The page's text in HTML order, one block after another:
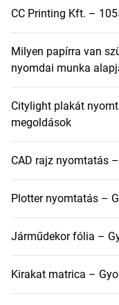
CC Printing Kft. –
Milyen papírra van
nyomdai munka
Citylight plakát
megoldások
CAD rajz nyomtatás
Plotter nyomtatás –
Járműdekor fólia –
Kirakat matrica –